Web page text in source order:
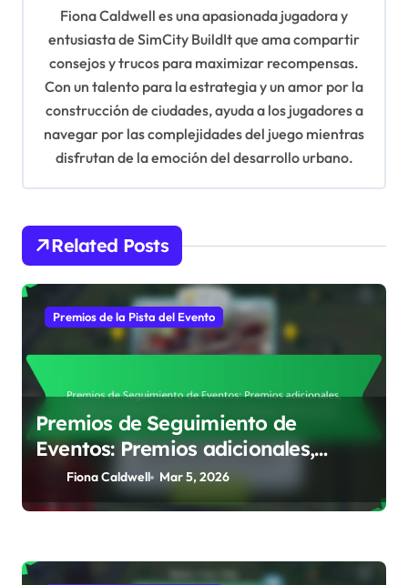
Fiona Caldwell es una apasionada jugadora y
entusiasta de SimCity BuildIt que ama compartir
consejos y trucos para maximizar recompensas.
Con un talento para la estrategia y un amor por la
construcción de ciudades, ayuda a los jugadores a
navegar por las complejidades del juego mientras
disfrutan de la emoción del desarrollo urbano.
Related Posts
Premios de la Pista del Evento
Premios de Seguimiento de
Eventos: Premios adicionales,
Oportunidades de reclamación,
Estrategias de recursos
Fiona Caldwell Mar 5, 2026